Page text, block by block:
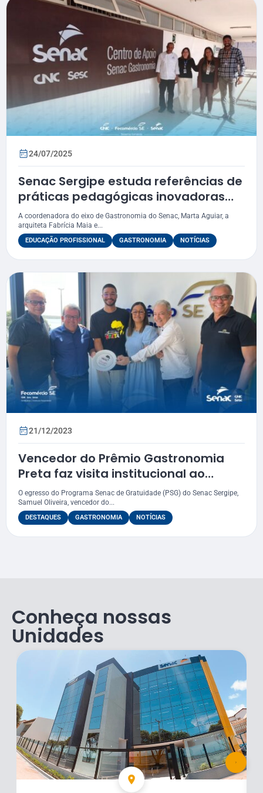
24/07/2025
Senac Sergipe estuda referências de
práticas pedagógicas inovadoras
em Brasília
A coordenadora do eixo de Gastronomia do Senac, Marta Aguiar, a
arquiteta Fabrícia Maia e...
EDUCAÇÃO PROFISSIONAL GASTRONOMIA NOTÍCIAS
21/12/2023
Vencedor do Prêmio Gastronomia
Preta faz visita institucional ao
Sistema Fecomércio-Sesc-Senac
O egresso do Programa Senac de Gratuidade (PSG) do Senac Sergipe,
Samuel Oliveira, vencedor do...
DESTAQUES GASTRONOMIA NOTÍCIAS
Conheça nossas
Unidades